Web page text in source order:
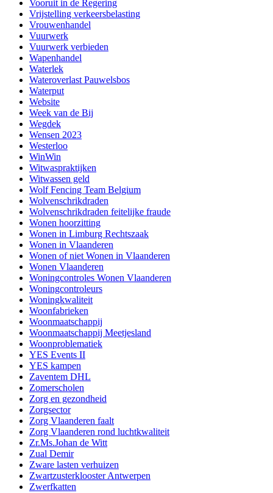
Vooruit in de Regering
Vrijstelling verkeersbelasting
Vrouwenhandel
Vuurwerk
Vuurwerk verbieden
Wapenhandel
Waterlek
Wateroverlast Pauwelsbos
Waterput
Website
Week van de Bij
Wegdek
Wensen 2023
Westerloo
WinWin
Witwaspraktijken
Witwassen geld
Wolf Fencing Team Belgium
Wolvenschrikdraden
Wolvenschrikdraden feitelijke fraude
Wonen hoorzitting
Wonen in Limburg Rechtszaak
Wonen in Vlaanderen
Wonen of niet Wonen in Vlaanderen
Wonen Vlaanderen
Woningcontroles Wonen Vlaanderen
Woningcontroleurs
Woningkwaliteit
Woonfabrieken
Woonmaatschappij
Woonmaatschappij Meetjesland
Woonproblematiek
YES Events II
YES kampen
Zaventem DHL
Zomerscholen
Zorg en gezondheid
Zorgsector
Zorg Vlaanderen faalt
Zorg Vlaanderen rond luchtkwaliteit
Zr.Ms.Johan de Witt
Zual Demir
Zware lasten verhuizen
Zwartzusterklooster Antwerpen
Zwerfkatten